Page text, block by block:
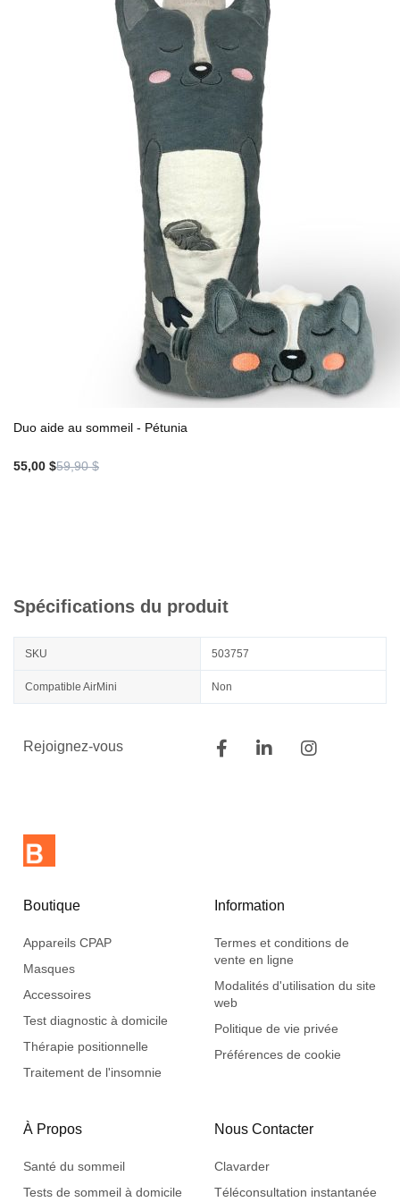
Duo aide au sommeil - Pétunia
55,00 $59,90 $
Spécifications du produit
SKU 503757
Compatible AirMini Non
Rejoignez-vous
Boutique
Appareils CPAP
Masques
Accessoires
Test diagnostic à domicile
Thérapie positionnelle
Traitement de l'insomnie
Information
Termes et conditions de
vente en ligne
Modalités d'utilisation du site
web
Politique de vie privée
Préférences de cookie
À Propos
Santé du sommeil
Tests de sommeil à domicile
Nous Contacter
Clavarder
Téléconsultation instantanée